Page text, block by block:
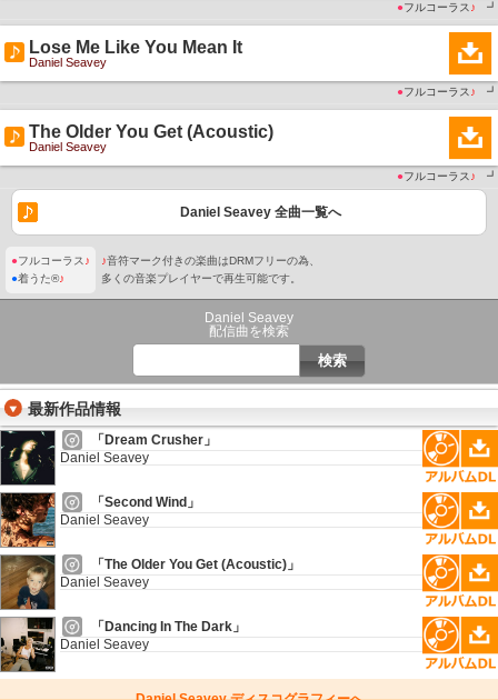
●フルコーラス ♪ ┛
Lose Me Like You Mean It
Daniel Seavey
●フルコーラス ♪ ┛
The Older You Get (Acoustic)
Daniel Seavey
●フルコーラス ♪ ┛
Daniel Seavey 全曲一覧へ
●フルコーラス ♪
●着うた®♪
♪音符マーク付きの楽曲はDRMフリーの為、
多くの音楽プレイヤーで再生可能です。
Daniel Seavey
配信曲を検索
最新作品情報
「Dream Crusher」
Daniel Seavey
「Second Wind」
Daniel Seavey
「The Older You Get (Acoustic)」
Daniel Seavey
「Dancing In The Dark」
Daniel Seavey